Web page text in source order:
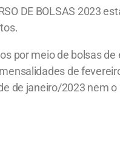
DE BOLSAS 2023
por meio de bolsas
de
de janeiro/2023 nem